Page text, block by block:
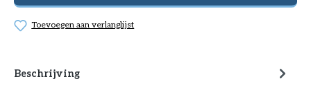
Toevoegen aan verlanglijst
Beschrijving